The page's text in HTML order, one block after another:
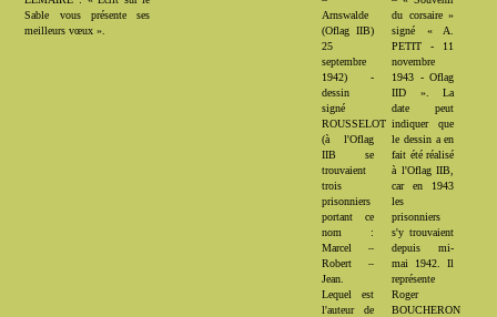
Sable vous présente ses
meilleurs vœux ».
Arnswalde
(Oflag IIB)
25
septembre
1942) -
dessin
signé
ROUSSELOT
(à l'Oflag
IIB se
trouvaient
trois
prisonniers
portant ce
nom :
Marcel –
Robert –
Jean.
Lequel est
l'auteur de
du corsaire »
signé « A.
PETIT - 11
novembre
1943 - Oflag
IID ». La
date peut
indiquer que
le dessin a en
fait été réalisé
à l'Oflag IIB,
car en 1943
les
prisonniers
s'y trouvaient
depuis mi-
mai 1942. Il
représente
Roger
BOUCHERON